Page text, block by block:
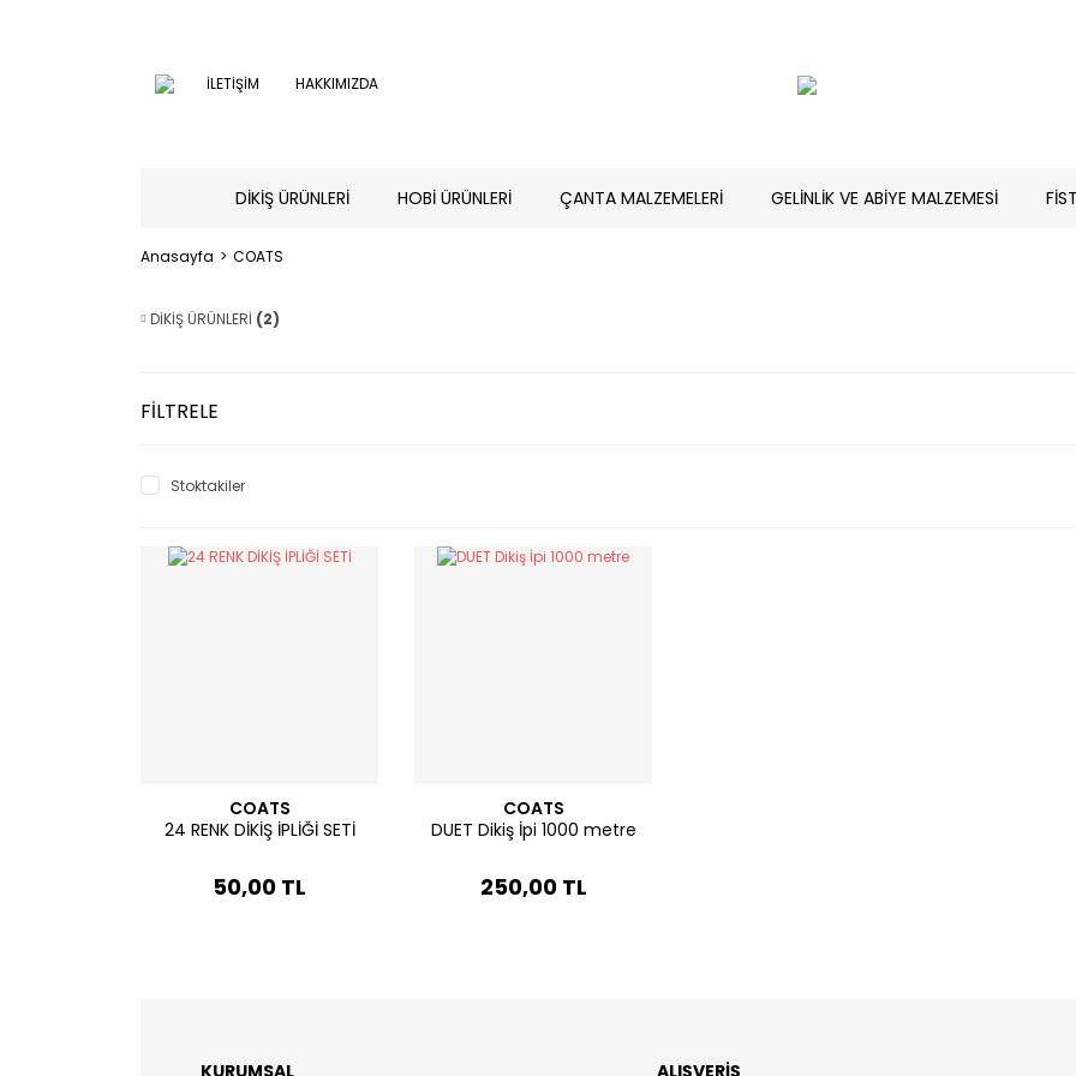
İLETİŞİM HAKKIMIZDA
DİKİŞ ÜRÜNLERİ HOBİ ÜRÜNLERİ ÇANTA MALZEMELERİ GELİNLİK VE ABİYE MALZEMESİ
Anasayfa COATS
DİKİŞ ÜRÜNLERİ (2)
FİLTRELE
Stoktakiler
COATS
24 RENK DİKİŞ İPLİĞİ SETİ
50,00 TL
COATS
DUET Dikiş İpi 1000 metre
250,00 TL
KURUMSAL ALIŞVERİŞ